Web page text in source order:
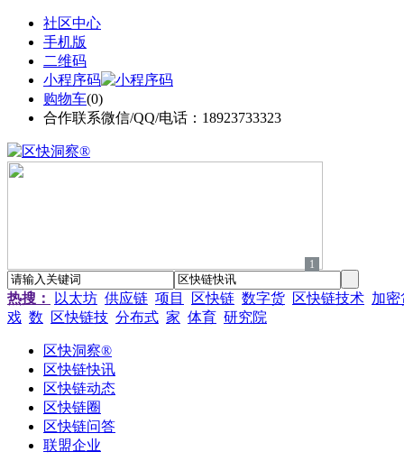
社区中心
手机版
二维码
小程序码
购物车(0)
合作联系微信/QQ/电话：18923733323
1
热搜： 以太坊 供应链 项目 区快链 数字货 区快链技术 加密
戏 数 区快链技 分布式 家 体育 研究院
区快洞察®
区快链快讯
区快链动态
区快链圈
区快链问答
联盟企业